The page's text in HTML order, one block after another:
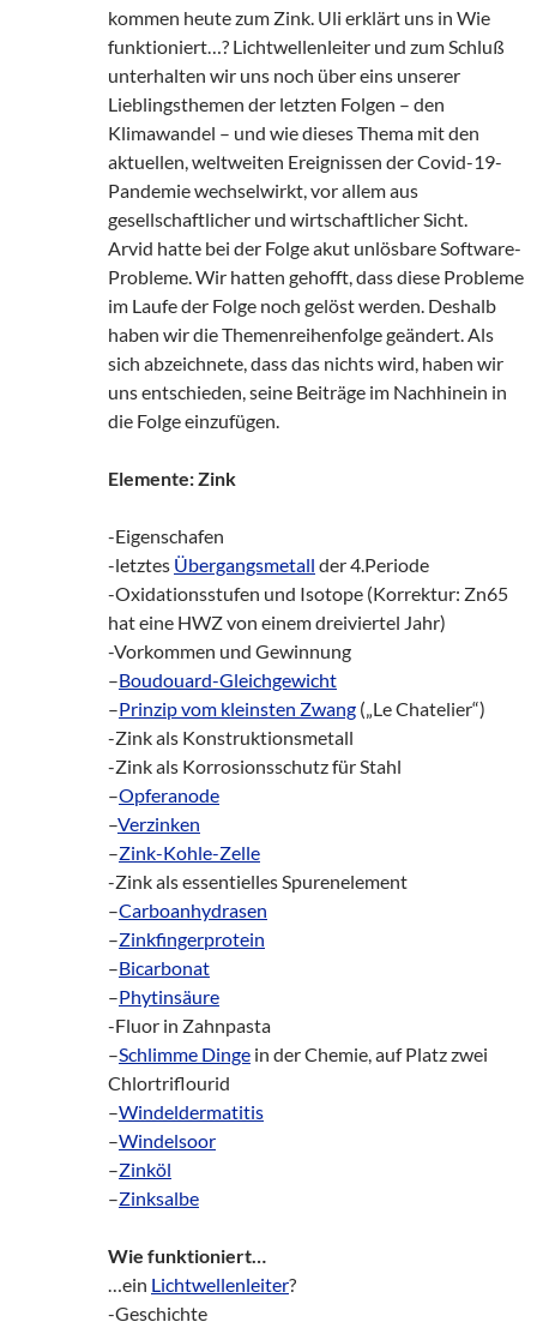
kommen heute zum Zink. Uli erklärt uns in Wie
funktioniert…? Lichtwellenleiter und zum Schluß
unterhalten wir uns noch über eins unserer
Lieblingsthemen der letzten Folgen – den
Klimawandel – und wie dieses Thema mit den
aktuellen, weltweiten Ereignissen der Covid-19-
Pandemie wechselwirkt, vor allem aus
gesellschaftlicher und wirtschaftlicher Sicht.
Arvid hatte bei der Folge akut unlösbare Software-
Probleme. Wir hatten gehofft, dass diese Probleme
im Laufe der Folge noch gelöst werden. Deshalb
haben wir die Themenreihenfolge geändert. Als
sich abzeichnete, dass das nichts wird, haben wir
uns entschieden, seine Beiträge im Nachhinein in
die Folge einzufügen.
Elemente: Zink
-Eigenschafen
-letztes Übergangsmetall der 4.Periode
-Oxidationsstufen und Isotope (Korrektur: Zn65
hat eine HWZ von einem dreiviertel Jahr)
-Vorkommen und Gewinnung
–Boudouard-Gleichgewicht
–Prinzip vom kleinsten Zwang („Le Chatelier“)
-Zink als Konstruktionsmetall
-Zink als Korrosionsschutz für Stahl
–Opferanode
–Verzinken
–Zink-Kohle-Zelle
-Zink als essentielles Spurenelement
–Carboanhydrasen
–Zinkfingerprotein
–Bicarbonat
–Phytinsäure
-Fluor in Zahnpasta
–Schlimme Dinge in der Chemie, auf Platz zwei
Chlortriflourid
–Windeldermatitis
–Windelsoor
–Zinköl
–Zinksalbe
Wie funktioniert…
…ein Lichtwellenleiter?
-Geschichte